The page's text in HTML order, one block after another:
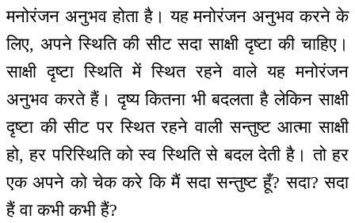
मनोरंजन अनुभव होता है। यह मनोरंजन अनुभव करने के
लिए, अपने स्थिति की सीट सदा साक्षी दृष्टा की चाहिए।
साक्षी दृष्टा स्थिति में स्थित रहने वाले यह मनोरंजन
अनुभव करते हैं। दृष्य कितना भी बदलता है लेकिन साक्षी
दृष्टा की सीट पर स्थित रहने वाली सन्तुष्ट आत्मा साक्षी
हो, हर परिस्थिति को स्व स्थिति से बदल देती है। तो हर
एक अपने को चेक करे कि मैं सदा सन्तुष्ट हूँ? सदा? सदा
हैं वा कभी कभी हैं?